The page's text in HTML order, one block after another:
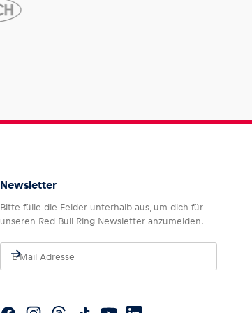
Newsletter
Bitte fülle die Felder unterhalb aus, um dich für
unseren Red Bull Ring Newsletter anzumelden.